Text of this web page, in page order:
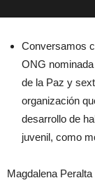
Conversamos
ONG
de la Paz y
organización
desarrollo de
juvenil, como
Magdalena